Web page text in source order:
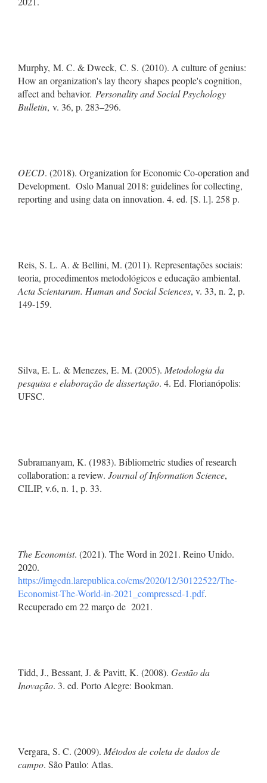
Murphy, M. C. & Dweck, C. S. (2010). A culture of genius:
How an organization's lay theory shapes people's cognition,
affect and behavior. Personality and Social Psychology
Bulletin, v. 36, p. 283–296.
OECD. (2018). Organization for Economic Co-operation and
Development. Oslo Manual 2018: guidelines for collecting,
reporting and using data on innovation. 4. ed. [S. l.]. 258 p.
Reis, S. L. A. & Bellini, M. (2011). Representações sociais:
teoria, procedimentos metodológicos e educação ambiental.
Acta Scientarum. Human and Social Sciences, v. 33, n. 2, p.
149-159.
Silva, E. L. & Menezes, E. M. (2005). Metodologia da
pesquisa e elaboração de dissertação. 4. Ed. Florianópolis:
UFSC.
Subramanyam, K. (1983). Bibliometric studies of research
collaboration: a review. Journal of Information Science,
CILIP, v.6, n. 1, p. 33.
The Economist. (2021). The Word in 2021. Reino Unido.
2020.
https://imgcdn.larepublica.co/cms/2020/12/30122522/The-
Economist-The-World-in-2021_compressed-1.pdf.
Recuperado em 22 março de 2021.
Tidd, J., Bessant, J. & Pavitt, K. (2008). Gestão da
Inovação. 3. ed. Porto Alegre: Bookman.
Vergara, S. C. (2009). Métodos de coleta de dados de
campo. São Paulo: Atlas.